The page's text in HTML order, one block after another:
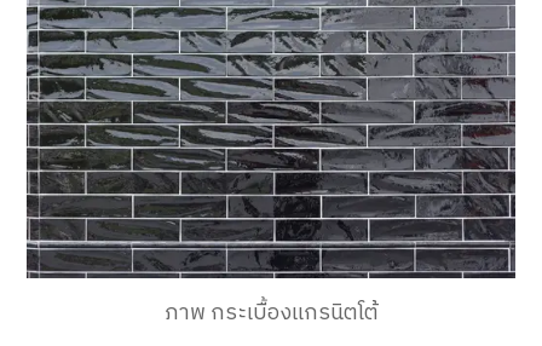
ภาพ กระเบื้องแกรนิตโต้